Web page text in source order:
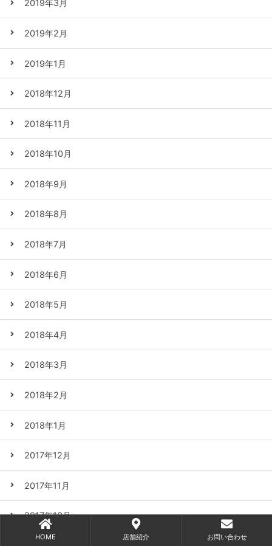
2019年3月
2019年2月
2019年1月
2018年12月
2018年11月
2018年10月
2018年9月
2018年8月
2018年7月
2018年6月
2018年5月
2018年4月
2018年3月
2018年2月
2018年1月
2017年12月
2017年11月
2017年10月
HOME 店舗紹介 お問い合わせ